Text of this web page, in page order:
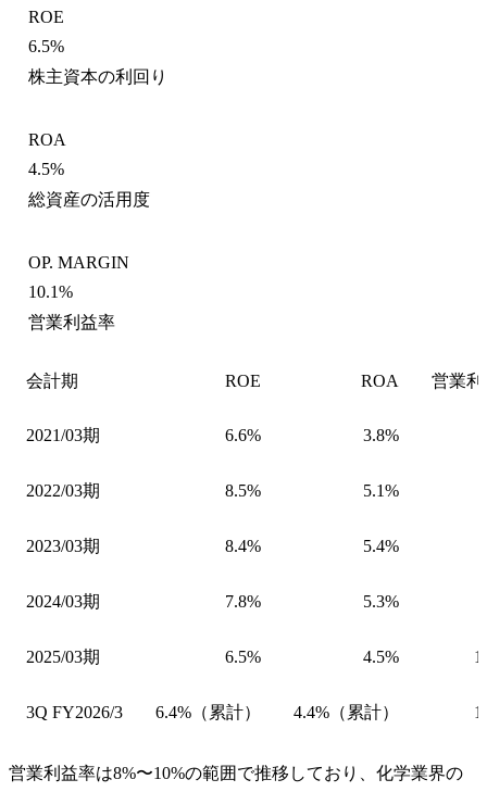
ROE
6.5%
株主資本の利回り
ROA
4.5%
総資産の活用度
OP. MARGIN
10.1%
営業利益率
会計期 ROE ROA 営業
2021/03期 6.6% 3.8%
2022/03期 8.5% 5.1%
2023/03期 8.4% 5.4%
2024/03期 7.8% 5.3%
2025/03期 6.5% 4.5%
3Q FY2026/3 6.4%（累計） 4.4%（累計）
営業利益率は8%〜10%の範囲で推移しており、化学業界の